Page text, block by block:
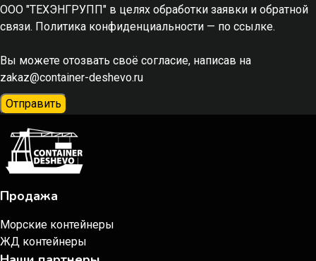
ООО "ТЕХЭНГРУПП" в целях обработки заявки и обратной
связи. Политика конфиденциальности — по ссылке.
Вы можете отозвать своё согласие, написав на
zakaz@container-deshevo.ru
Отправить
Продажа
Морские контейнеры
ЖД контейнеры